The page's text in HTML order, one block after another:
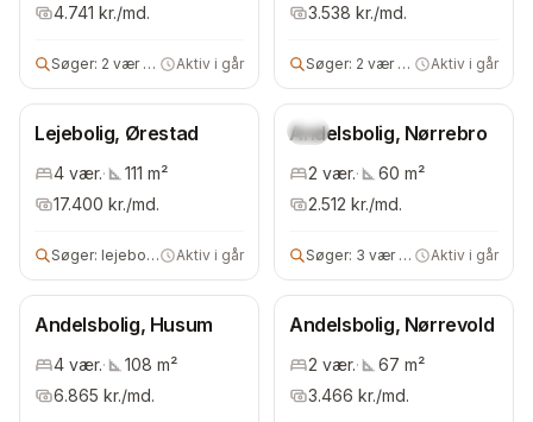
4.741 kr./md.
Søger: 2 vær andelsbolig Aktiv i går
3.538 kr./md.
Søger: 2 vær andels- eller lejebolig Aktiv i går
Lejebolig, Ørestad
4 vær.· 111 m²
17.400 kr./md.
Søger: lejebolig Aktiv i går
Ny
Andelsbolig, Nørrebro
2 vær.· 60 m²
2.512 kr./md.
Søger: 3 vær andelsbolig Aktiv i går
Andelsbolig, Husum
4 vær.· 108 m²
6.865 kr./md.
Andelsbolig, Nørrevold
2 vær.· 67 m²
3.466 kr./md.